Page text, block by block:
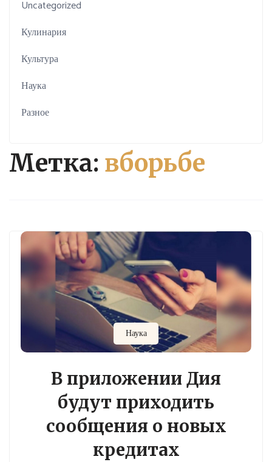
Метка: вборьбе
Наука
В приложении Дия
будут приходить
сообщения о новых
кредитах
Uncategorized
Кулинария
Культура
Наука
Разное